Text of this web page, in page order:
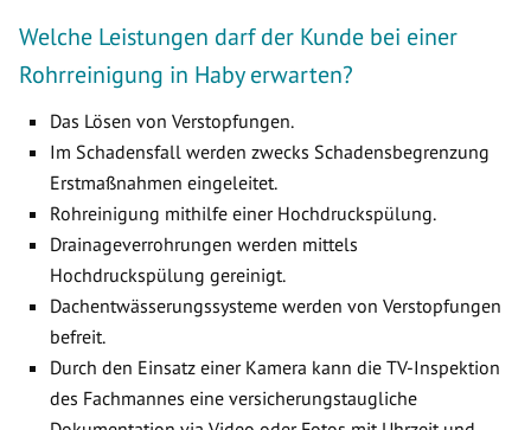
Welche Leistungen darf der Kunde bei einer
Rohrreinigung in Haby erwarten?
Das Lösen von Verstopfungen.
Im Schadensfall werden zwecks Schadensbegrenzung
Erstmaßnahmen eingeleitet.
Rohreinigung mithilfe einer Hochdruckspülung.
Drainageverrohrungen werden mittels
Hochdruckspülung gereinigt.
Dachentwässerungssysteme werden von Verstopfungen
befreit.
Durch den Einsatz einer Kamera kann die TV-Inspektion
des Fachmannes eine versicherungstaugliche